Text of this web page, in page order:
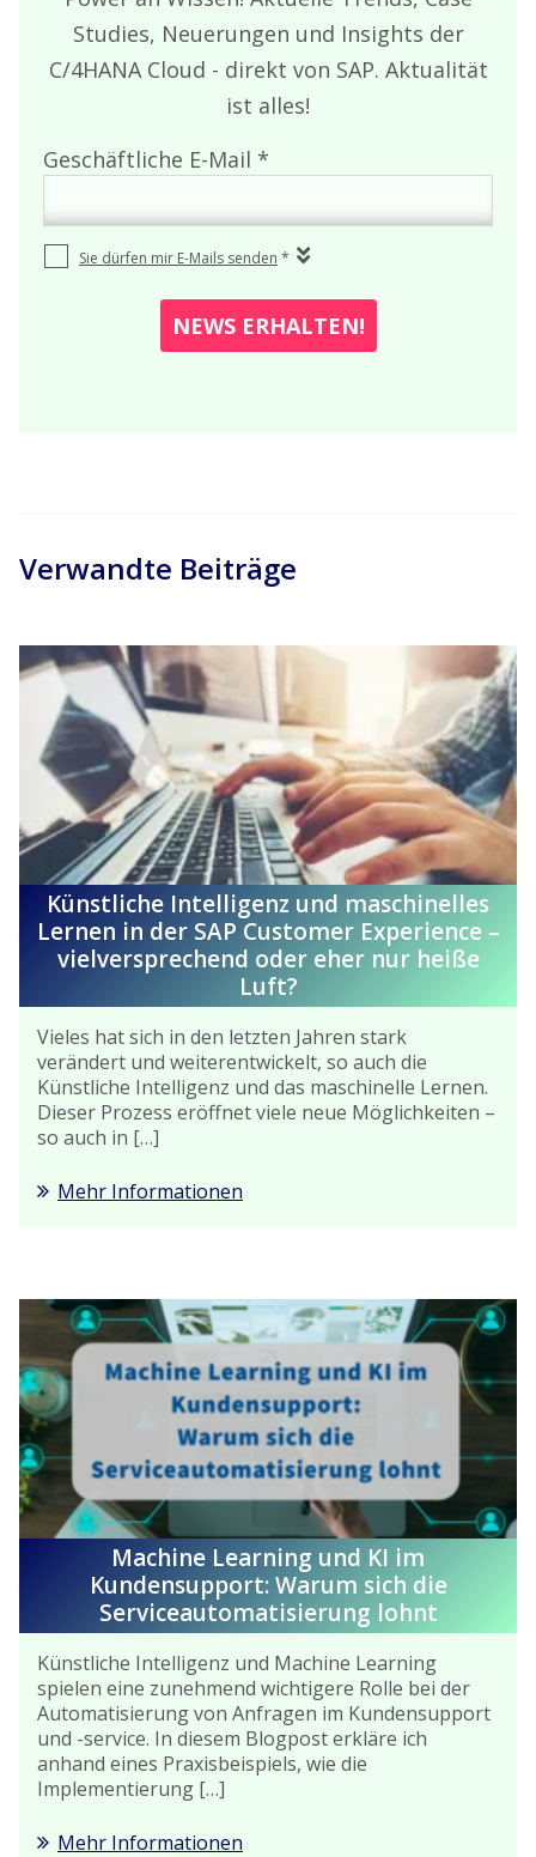
Studies, Neuerungen und Insights der
C/4HANA Cloud - direkt von SAP. Aktualität
ist alles!
Verwandte Beiträge
Künstliche Intelligenz und maschinelles
Lernen in der SAP Customer Experience –
vielversprechend oder eher nur heiße
Luft?
Vieles hat sich in den letzten Jahren stark
verändert und weiterentwickelt, so auch die
Künstliche Intelligenz und das maschinelle Lernen.
Dieser Prozess eröffnet viele neue Möglichkeiten –
so auch in […]
Mehr Informationen
Machine Learning und KI im
Kundensupport: Warum sich die
Serviceautomatisierung lohnt
Künstliche Intelligenz und Machine Learning
spielen eine zunehmend wichtigere Rolle bei der
Automatisierung von Anfragen im Kundensupport
und -service. In diesem Blogpost erkläre ich
anhand eines Praxisbeispiels, wie die
Implementierung […]
Mehr Informationen